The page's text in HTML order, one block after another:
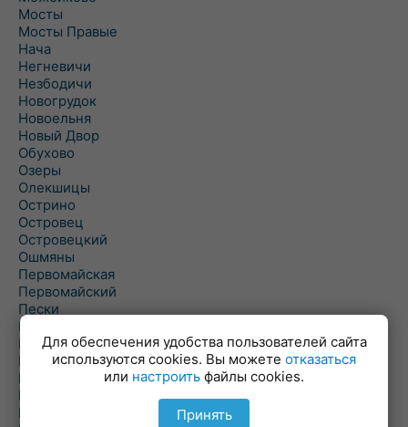
Мосты
Мосты Правые
Нача
Негневичи
Незбодичи
Новогрудок
Новоельня
Новый Двор
Обухово
Озеры
Олекшицы
Острино
Островец
Островецкий
Ошмяны
Первомайская
Первомайский
Пески
Петревичи
Погородно
Пограничный
Подлабенье
Подольцы
Подороск
Для обеспечения удобства пользователей сайта
используются cookies. Вы можете отказаться
или настроить файлы cookies.
Принять